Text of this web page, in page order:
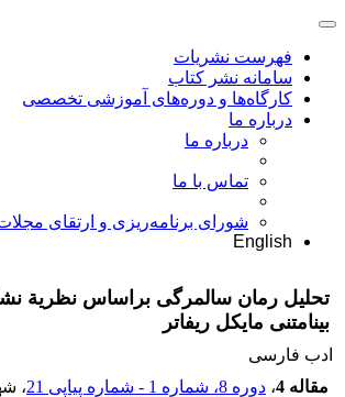
فهرست نشریات
سامانه نشر کتاب
کارگاه‌ها و دوره‌های آموزشی تخصصی
درباره ما
درباره ما
تماس با ما
شورای برنامه‌ریزی و ارتقای
English
تحلیل رمان سالمرگی براساس نظریة
بینامتنی مایکل ریفاتر
ادب فارسی
مقاله 4
، دوره 8، شماره 1 - شماره پیاپی 21 ،